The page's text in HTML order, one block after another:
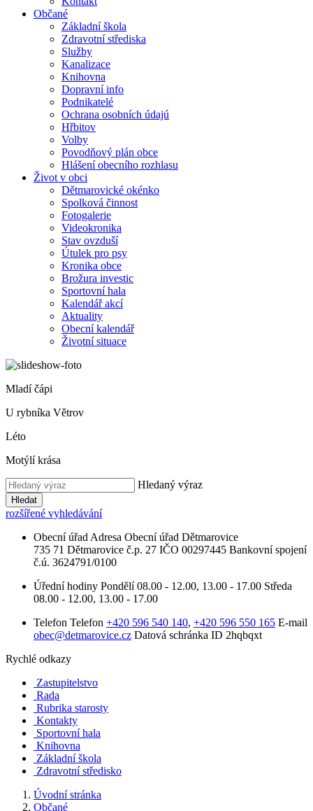
Občané
Základní škola
Zdravotní střediska
Služby
Kanalizace
Knihovna
Dopravní info
Podnikatelé
Ochrana osobních údajú
Hřbitov
Volby
Povodňový plán obce
Hlášení obecního rozhlasu
Život v obci
Dětmarovické okénko
Spolková činnost
Fotogalerie
Videokronika
Stav ovzduší
Útulek pro psy
Kronika obce
Brožura investic
Sportovní hala
Kalendář akcí
Aktuality
Obecní kalendář
Životní situace
Mladí čápi
U rybníka Větrov
Léto
Motýlí krása
Hledaný výraz
Hledat
rozšířené vyhledávání
Obecní úřad Adresa Obecní úřad Dětmarovice
735 71 Dětmarovice č.p. 27 IČO 00297445 Bankovní spojení
č.ú. 3624791/0100
Úřední hodiny Pondělí 08.00 - 12.00, 13.00 - 17.00 Středa
08.00 - 12.00, 13.00 - 17.00
Telefon Telefon +420 596 540 140, +420 596 550 165 E-mail
obec@detmarovice.cz Datová schránka ID 2hqbqxt
Rychlé odkazy
Zastupitelstvo
Rada
Rubrika starosty
Kontakty
Sportovní hala
Knihovna
Základní škola
Zdravotní středisko
Úvodní stránka
Občané